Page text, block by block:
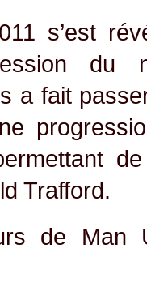
s’est
du
a fait
Trafford.
de